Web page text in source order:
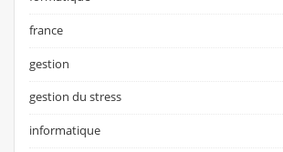
france
gestion
gestion du stress
informatique